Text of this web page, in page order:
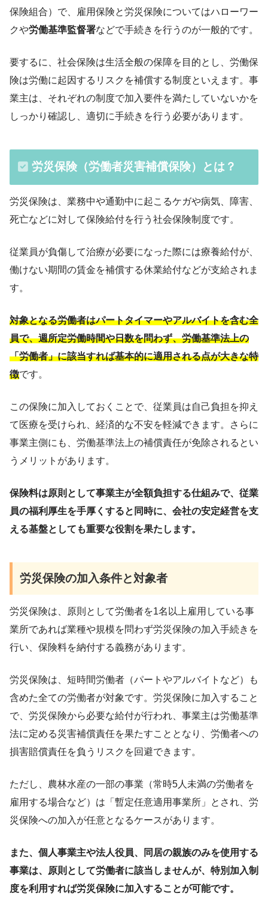
保険組合）で、雇用保険と労災保険についてはハローワー
クや労働基準監督署などで手続きを行うのが一般的です。
要するに、社会保険は生活全般の保障を目的とし、労働保
険は労働に起因するリスクを補償する制度といえます。事
業主は、それぞれの制度で加入要件を満たしていないかを
しっかり確認し、適切に手続きを行う必要があります。
労災保険（労働者災害補償保険）とは？
労災保険は、業務中や通勤中に起こるケガや病気、障害、
死亡などに対して保険給付を行う社会保険制度です。
従業員が負傷して治療が必要になった際には療養給付が、
働けない期間の賃金を補償する休業給付などが支給されま
す。
対象となる労働者はパートタイマーやアルバイトを含む全
員で、週所定労働時間や日数を問わず、労働基準法上の
「労働者」に該当すれば基本的に適用される点が大きな特
徴です。
この保険に加入しておくことで、従業員は自己負担を抑え
て医療を受けられ、経済的な不安を軽減できます。さらに
事業主側にも、労働基準法上の補償責任が免除されるとい
うメリットがあります。
保険料は原則として事業主が全額負担する仕組みで、従業
員の福利厚生を手厚くすると同時に、会社の安定経営を支
える基盤としても重要な役割を果たします。
労災保険の加入条件と対象者
労災保険は、原則として労働者を1名以上雇用している事
業所であれば業種や規模を問わず労災保険の加入手続きを
行い、保険料を納付する義務があります。
労災保険は、短時間労働者（パートやアルバイトなど）も
含めた全ての労働者が対象です。労災保険に加入すること
で、労災保険から必要な給付が行われ、事業主は労働基準
法に定める災害補償責任を果たすこととなり、労働者への
損害賠償責任を負うリスクを回避できます。
ただし、農林水産の一部の事業（常時5人未満の労働者を
雇用する場合など）は「暫定任意適用事業所」とされ、労
災保険への加入が任意となるケースがあります。
また、個人事業主や法人役員、同居の親族のみを使用する
事業は、原則として労働者に該当しませんが、特別加入制
度を利用すれば労災保険に加入することが可能です。